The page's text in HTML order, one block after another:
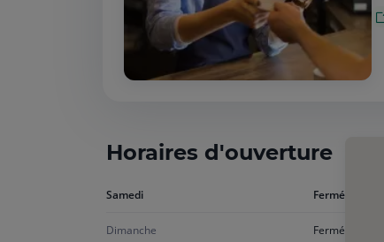
Horaires d'ouverture
SamediAujourd'hui
Fermé
Dimanche Fermé